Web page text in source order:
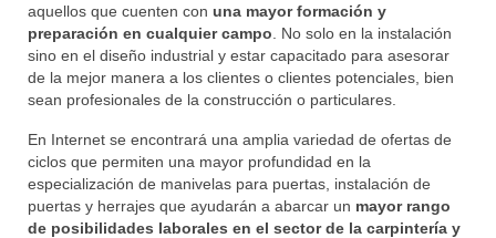
aquellos que cuenten con una mayor formación y
preparación en cualquier campo . No solo en la instalación
sino en el diseño industrial y estar capacitado para asesorar
de la mejor manera a los clientes o clientes potenciales, bien
sean profesionales de la construcción o particulares.
En Internet se encontrará una amplia variedad de ofertas de
ciclos que permiten una mayor profundidad en la
especialización de manivelas para puertas, instalación de
puertas y herrajes que ayudarán a abarcar un mayor rango
de posibilidades laborales en el sector de la carpintería y